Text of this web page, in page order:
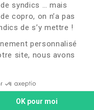
syndics … mais
copro, on n’a pas
de s’y mettre !
personnalisé
site, nous avons
OK pour moi
NON
politique de